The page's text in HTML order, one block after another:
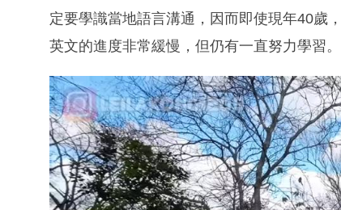
定要學識當地語言溝通，因而即使現年40歲
英文的進度非常緩慢，但仍有一直努力學習。